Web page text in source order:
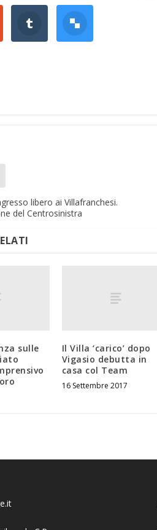
libero ai Villafranchesi.
del Centrosinistra
sulle
Il Villa ‘carico’ dopo
Vigasio debutta in
casa col Team
16 Settembre 2017